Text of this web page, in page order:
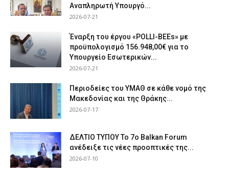
Αναπληρωτή Υπουργό...
2026-07-21
Έναρξη του έργου «POLLI-BEEs» με
προϋπολογισμό 156.948,00€ για το
Υπουργείο Εσωτερικών...
2026-07-21
Περιοδείες του ΥΜΑΘ σε κάθε νομό της
Μακεδονίας και της Θράκης...
2026-07-17
ΔΕΛΤΙΟ ΤΥΠΟΥ Το 7ο Balkan Forum
ανέδειξε τις νέες προοπτικές της...
2026-07-10